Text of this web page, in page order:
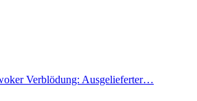
Verblödung: Ausgelieferter…